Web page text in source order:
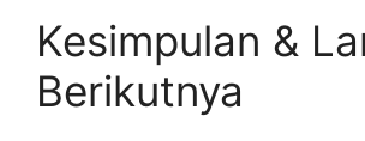
Kesimpulan &
Berikutnya